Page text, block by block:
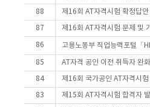
88 제16회 AT자격시험 확정답
87 제16회 AT자격시험 문제 및
86 고용노동부 직업능력포털「
85 AT자격 공인 이전 취득자 완
84 제16회 국가공인 AT자격시
83 제15회 AT자격시험 합격자